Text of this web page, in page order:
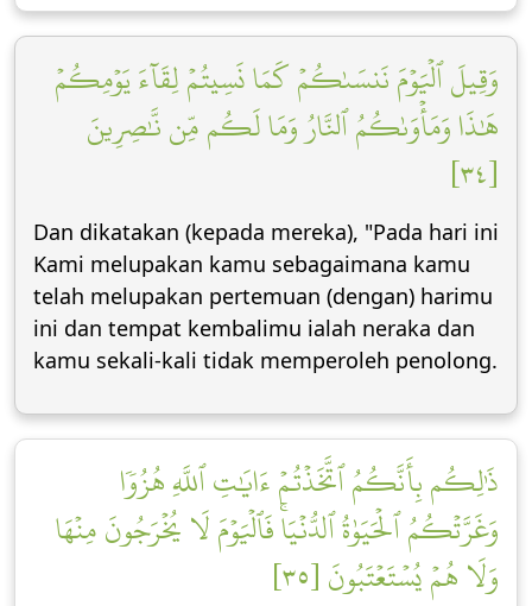
وَقِيلَ ٱلۡيَوۡمَ نَنسَىٰكُمۡ كَمَا نَسِيتُمۡ لِقَآءَ يَوۡمِكُمۡ
هَٰذَا وَمَأۡوَىٰكُمُ ٱلنَّارُ وَمَا لَكُم مِّن نَّٰصِرِينَ
[٣٤]
Dan dikatakan (kepada mereka), "Pada hari ini
Kami melupakan kamu sebagaimana kamu
telah melupakan pertemuan (dengan) harimu
ini dan tempat kembalimu ialah neraka dan
kamu sekali-kali tidak memperoleh penolong.
ذَٰلِكُم بِأَنَّكُمُ ٱتَّخَذۡتُمۡ ءَايَٰتِ ٱللَّهِ هُزُوٗا
وَغَرَّتۡكُمُ ٱلۡحَيَوٰةُ ٱلدُّنۡيَاۚ فَٱلۡيَوۡمَ لَا يُخۡرَجُونَ مِنۡهَا
وَلَا هُمۡ يُسۡتَعۡتَبُونَ [٣٥]